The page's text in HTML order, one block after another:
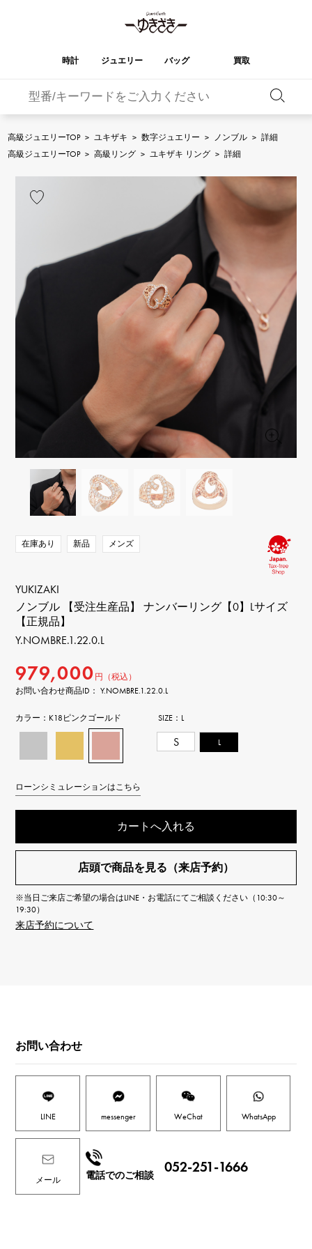
時計 ジュエリー バッグ 買取
OMEGA BREITLING
Breguet
ブレゲ
パテック・フィリップ
IWC
IWC
FRANCK MULLER RICHARD MILLE
リシャール・ミル
CONSTANTIN
ヴァシュロン・コンスタ
PANERAI
パネライ
AUDEMARS PIGUET
オーデマ・ピゲ
JAEGER LE COULTRE
ジャガー・ルクルト
CHANEL
シャネル
Cartier
カルティエ
HARRY WINSTON
ハリー・ウィンストン ブルガリ
TAG HEUER
DUNAMIS
デュナミス
TABLE CLOCK
置き時計
ヴィンテージウォッチ
YUKIZAKI
ジュエリー
ジュエリー
REGALIA DOUBLE TOP
ダブルトップ
NOMBRE
NOMBRE putite
ノンブルプティ
ALPHA
アルファ
eclat
エクラ
RICH CROSS
リッチクロス
TwinPinky
ツインピンキー
アングラー
ETERNITY
エタニティ
HIMAWARI
ヒマワリ
YUKIZAKI BACHIKAN
ゆきざき バチカン
USED NOMBRE
ノンブル認定中古 アルファ認定中古
オリジナルジュエリー一覧へ
バーキン オータクロア
ケリー ピコタンロック
エブリン
小物 その他
エルメスバッグ
高級ジュエリーTOP > ユキザキ > 数字ジュエリー > ノンブル > 詳細
高級ジュエリーTOP > 高級リング > ユキザキ リング > 詳細
在庫あり 新品 メンズ
YUKIZAKI
ノンブル 【受注生産品】 ナンバーリング【0】Lサイズ
【正規品】
Y.NOMBRE.1.22.0.L
979,000 円（税込）
お問い合わせ商品ID： Y.NOMBRE.1.22.0.L
カラー： K18ピンクゴールド SIZE： L
S L
ローンシミュレーションはこちら
カートへ入れる
店頭で商品を見る（来店予約）
※当日ご来店ご希望の場合はLINE・お電話にてご相談ください（10:30～
19:30）
来店予約について
お問い合わせ
LINE messenger WeChat WhatsApp
メール 電話でのご相談
052-251-1666